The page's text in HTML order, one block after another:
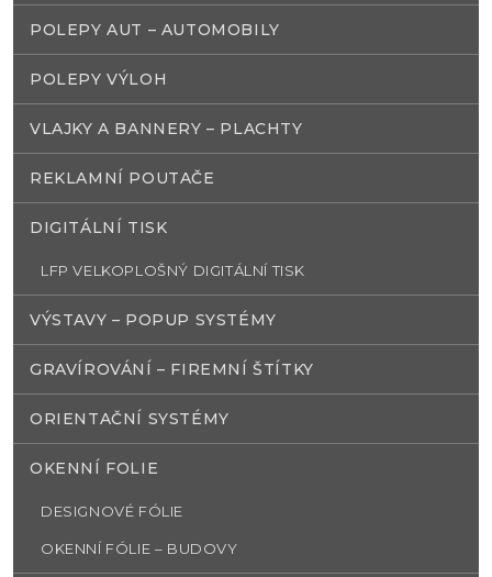
POLEPY AUT – AUTOMOBILY
POLEPY VÝLOH
VLAJKY A BANNERY – PLACHTY
REKLAMNÍ POUTAČE
DIGITÁLNÍ TISK
LFP VELKOPLOŠNÝ DIGITÁLNÍ TISK
VÝSTAVY – POPUP SYSTÉMY
GRAVÍROVÁNÍ – FIREMNÍ ŠTÍTKY
ORIENTAČNÍ SYSTÉMY
OKENNÍ FOLIE
DESIGNOVÉ FÓLIE
OKENNÍ FÓLIE – BUDOVY